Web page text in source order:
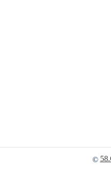
©